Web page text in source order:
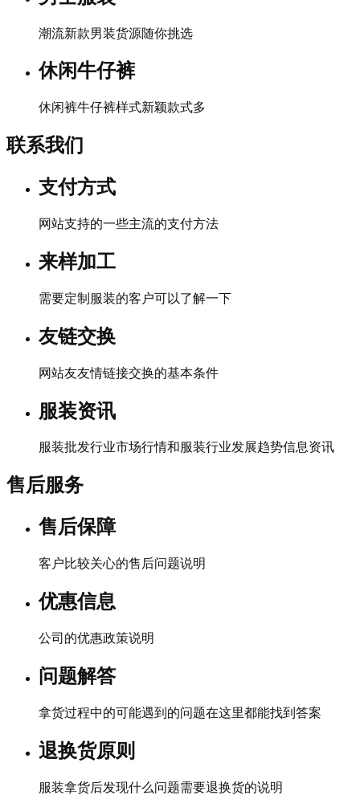
潮流新款男装货源随你挑选
休闲牛仔裤
休闲裤牛仔裤样式新颖款式多
联系我们
支付方式
网站支持的一些主流的支付方法
来样加工
需要定制服装的客户可以了解一下
友链交换
网站友友情链接交换的基本条件
服装资讯
服装批发行业市场行情和服装行业发展趋势信息资讯
售后服务
售后保障
客户比较关心的售后问题说明
优惠信息
公司的优惠政策说明
问题解答
拿货过程中的可能遇到的问题在这里都能找到答案
退换货原则
服装拿货后发现什么问题需要退换货的说明